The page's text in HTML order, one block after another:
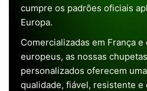
cumpre os padrões oficiais
Europa.
Comercializadas em França
europeus, as nossas
personalizados oferecem
qualidade, fiável, resistente e